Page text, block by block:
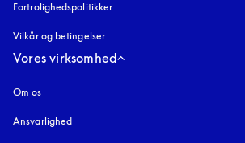
Fortrolighedspolitikker
Vilkår og betingelser
Vores virksomhed
Om os
Ansvarlighed